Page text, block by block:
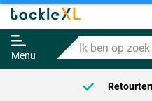
Menu
Ik
ben
op
zoek
naar
Savage Gear SG4
Dropshot Hengel
Adviesprijs
99.99